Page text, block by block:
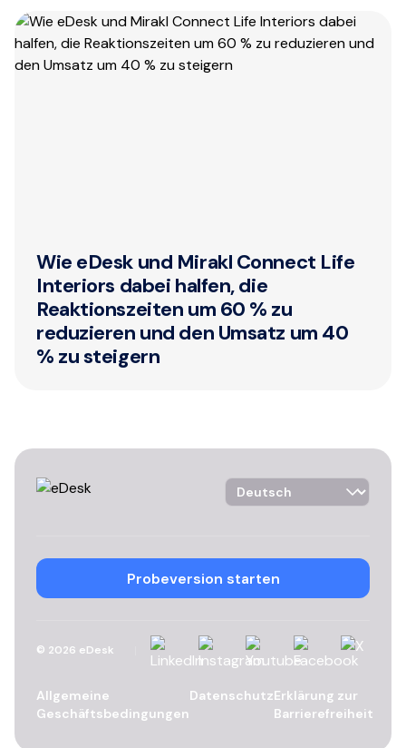
Wie eDesk und Mirakl Connect Life
Interiors dabei halfen, die
Reaktionszeiten um 60 % zu
reduzieren und den Umsatz um 40
% zu steigern
Language Selector
Probeversion starten
© 2026 eDesk LinkedInInstagramYouTubeFacebook
X
Allgemeine
Geschäftsbedingungen
DatenschutzErklärung zur
Barrierefreiheit